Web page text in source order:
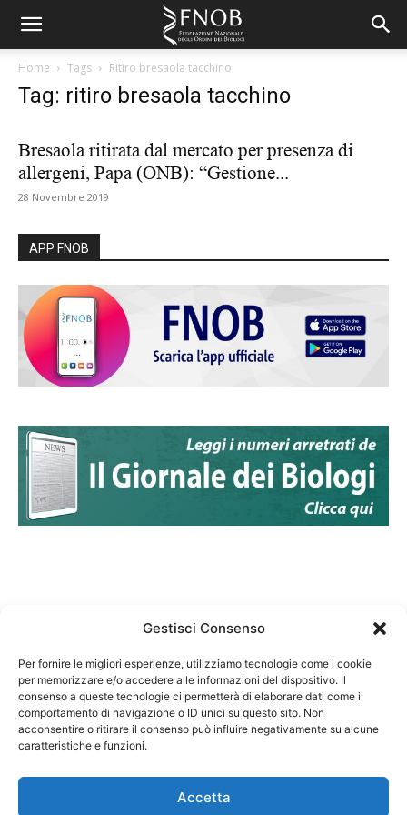
Gestisci Consenso
Per fornire le migliori esperienze, utilizziamo tecnologie come i cookie
per memorizzare e/o accedere alle informazioni del dispositivo. Il
consenso a queste tecnologie ci permetterà di elaborare dati come il
comportamento di navigazione o ID unici su questo sito. Non
acconsentire o ritirare il consenso può influire negativamente su alcune
caratteristiche e funzioni.
Accetta
Home Tags Ritiro bresaola tacchino
Tag: ritiro bresaola tacchino
Bresaola ritirata dal mercato per presenza di
allergeni, Papa (ONB): “Gestione...
28 Novembre 2019
APP FNOB
Federazione Nazionale Degli Ordini dei Biologi:
codice fiscale 80069130583
Responsabile sito internet www.fnob.it: Vincenzo